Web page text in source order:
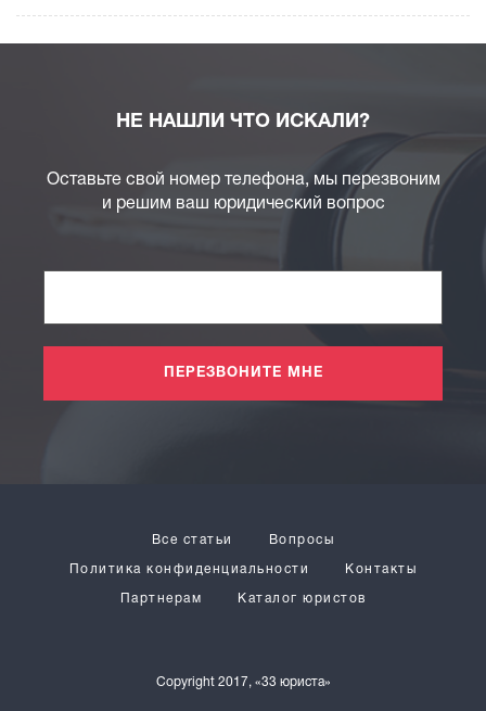
НЕ НАШЛИ ЧТО ИСКАЛИ?
Оставьте свой номер телефона, мы перезвоним
и решим ваш юридический вопрос
ПЕРЕЗВОНИТЕ МНЕ
Copyright 2017, «33 юриста»
Все статьи Вопросы
Политика конфиденциальности Контакты
Партнерам Каталог юристов